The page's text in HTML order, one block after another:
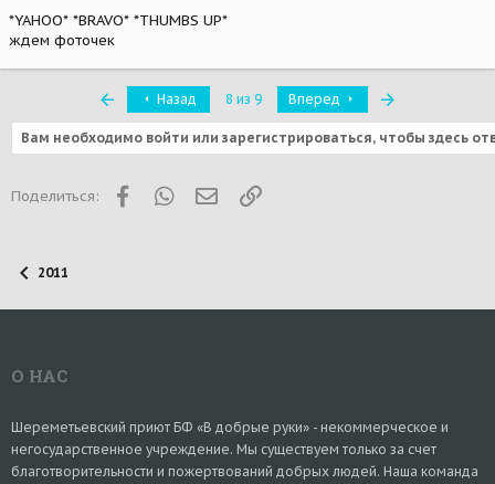
*YAHOO* *BRAVO* *THUMBS UP*
ждем фоточек
ПервыйНазад 8 из 9 Вперед
Вам необходимо войти или зарегистрироваться, чтобы здесь
Поделиться: FacebookWhatsAppЭлектронная почта
Ссылка
2011
О НАС
Шереметьевский приют БФ «В добрые руки» - некоммерческое и
негосударственное учреждение. Мы существуем только за счет
благотворительности и пожертвований добрых людей. Наша команда